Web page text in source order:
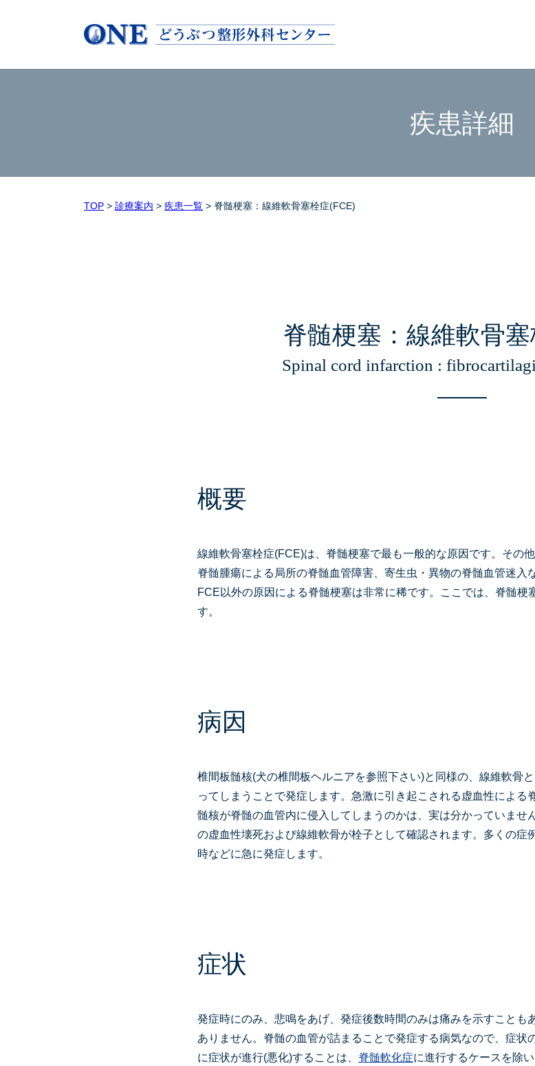
疾患詳細
TOP > 診療案内 > 疾患一覧 > 脊髄梗塞：線維軟骨塞栓症(FCE)
脊髄梗塞：線維軟骨塞
Spinal cord infarction :
概要
線維軟骨塞栓症(FCE)は、脊髄梗塞で最も一般的な原因です。その
脊髄腫瘍による局所の脊髄血管障害、寄生虫・異物の脊髄血管迷入
FCE以外の原因による脊髄梗塞は非常に稀です。ここでは、脊髄梗
す。
病因
椎間板髄核(犬の椎間板ヘルニアを参照下さい)と同様の、線維軟骨
ってしまうことで発症します。急激に引き起こされる虚血性による
髄核が脊髄の血管内に侵入してしまうのかは、実は分かっていませ
の虚血性壊死および線維軟骨が栓子として確認されます。多くの症
時などに急に発症します。
症状
発症時にのみ、悲鳴をあげ、発症後数時間のみは痛みを示すことも
ありません。脊髄の血管が詰まることで発症する病気なので、症状
に症状が進行(悪化)することは、 脊髄軟化症に進行するケースを除